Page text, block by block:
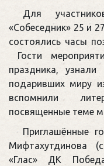
Для
«Собеседник» 25 и
состоялись часы
Гости
праздника,
подаривших миру
вспомнили
посвященные теме
Приглашённые
Мифтахутдинова
«Глас» ДК